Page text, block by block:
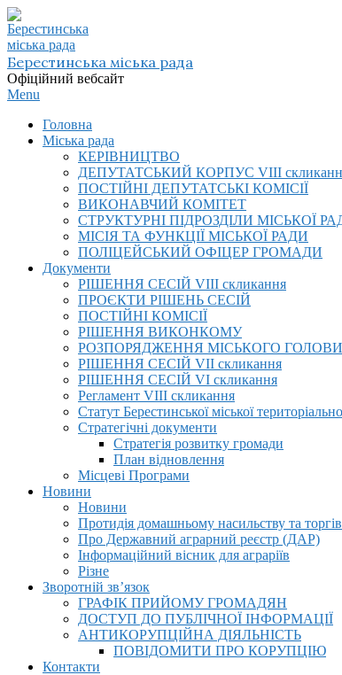
Skip
to
content
Берестинська міська рада
Офіційний вебсайт
Primary
Menu
Menu
Головна
Міська рада
КЕРІВНИЦТВО
ДЕПУТАТСЬКИЙ КОРПУС VIІI
ПОСТІЙНІ ДЕПУТАТСЬКІ КОМІСІЇ
ВИКОНАВЧИЙ КОМІТЕТ
СТРУКТУРНІ ПІДРОЗДІЛИ МІСЬКОЇ
МІСІЯ ТА ФУНКЦІЇ МІСЬКОЇ РАДИ
ПОЛІЦЕЙСЬКИЙ ОФІЦЕР ГРОМАДИ
Документи
РІШЕННЯ СЕСІЙ VIІI скликання
ПРОЄКТИ РІШЕНЬ СЕСІЙ
ПОСТІЙНІ КОМІСІЇ
РІШЕННЯ ВИКОНКОМУ
РОЗПОРЯДЖЕННЯ МІСЬКОГО ГОЛОВИ
РІШЕННЯ СЕСІЙ VII скликання
РІШЕННЯ СЕСІЙ VI скликання
Регламент VIІI скликання
Статут Берестинської міської
Стратегічні документи
Стратегія розвитку громади
План відновлення
Місцеві Програми
Новини
Новини
Протидія домашньому насильству та
Про Державний аграрний реєстр (ДАР)
Інформаційний вісник для аграріїв
Різне
Зворотній зв’язок
ГРАФІК ПРИЙОМУ ГРОМАДЯН
ДОСТУП ДО ПУБЛІЧНОЇ ІНФОРМАЦІЇ
АНТИКОРУПЦІЙНА ДІЯЛЬНІСТЬ
ПОВІДОМИТИ ПРО КОРУПЦІЮ
Контакти